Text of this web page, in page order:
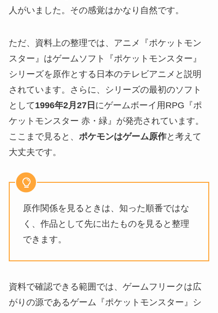
人がいました。その感覚はかなり自然です。
ただ、資料上の整理では、アニメ『ポケットモン
スター』はゲームソフト『ポケットモンスター』
シリーズを原作とする日本のテレビアニメと説明
されています。さらに、シリーズの最初のソフト
として1996年2月27日 にゲームボーイ用RPG『ポ
ケットモンスター 赤・緑』が発売されています。
ここまで見ると、 ポケモンはゲーム原作と考えて
大丈夫です。
原作関係を見るときは、知った順番ではな
く、作品として先に出たものを見ると整理
できます。
資料で確認できる範囲では、ゲームフリークは広
がりの源であるゲーム『ポケットモンスター』シ